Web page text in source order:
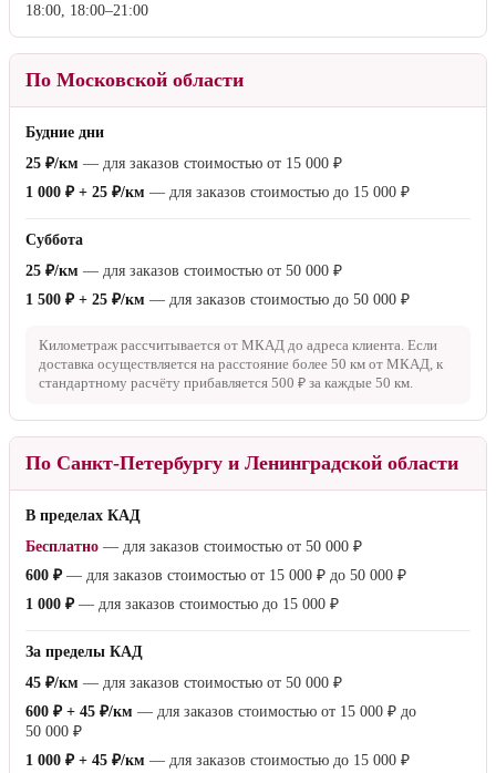
18:00, 18:00–21:00
По Московской области
Будние дни
25 ₽/км — для заказов стоимостью от 15 000 ₽
1 000 ₽ + 25 ₽/км — для заказов стоимостью до 15 000 ₽
Суббота
25 ₽/км — для заказов стоимостью от 50 000 ₽
1 500 ₽ + 25 ₽/км — для заказов стоимостью до 50 000 ₽
Километраж рассчитывается от МКАД до адреса клиента. Если
доставка осуществляется на расстояние более 50 км от МКАД, к
стандартному расчёту прибавляется 500 ₽ за каждые 50 км.
По Санкт-Петербургу и Ленинградской области
В пределах КАД
Бесплатно — для заказов стоимостью от 50 000 ₽
600 ₽— для заказов стоимостью от 15 000 ₽ до 50 000 ₽
1 000 ₽— для заказов стоимостью до 15 000 ₽
За пределы КАД
45 ₽/км — для заказов стоимостью от 50 000 ₽
600 ₽ + 45 ₽/км — для заказов стоимостью от 15 000 ₽ до
50 000 ₽
1 000 ₽ + 45 ₽/км — для заказов стоимостью до 15 000 ₽